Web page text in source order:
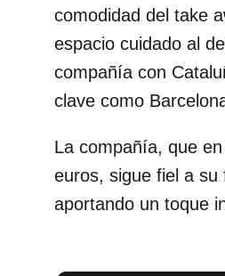
comodidad del take
espacio cuidado al
compañía con
clave como
La compañía, que
euros, sigue fiel a su
aportando un toque